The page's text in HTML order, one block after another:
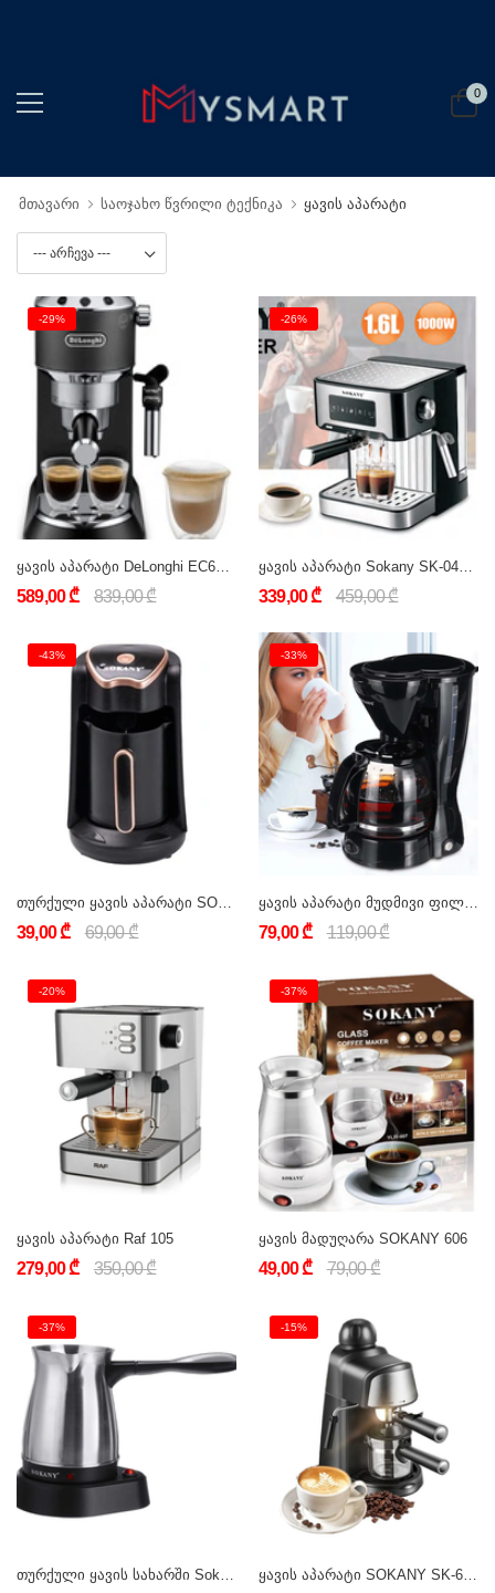
0
მთავარი საოჯახო წვრილი ტექნიკა ყავის აპარატი
-29%
589,00 ₾ 839,00 ₾
-26%
339,00 ₾ 459,00 ₾
-43%
39,00 ₾ 69,00 ₾
-33%
79,00 ₾ 119,00 ₾
-20%
ყავის აპარატი Raf 105
279,00 ₾ 350,00 ₾
-37%
ყავის მადუღარა SOKANY 606
49,00 ₾ 79,00 ₾
-37% -15%